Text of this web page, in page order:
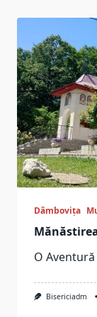
Dâmbovița
O
Bisericiadm